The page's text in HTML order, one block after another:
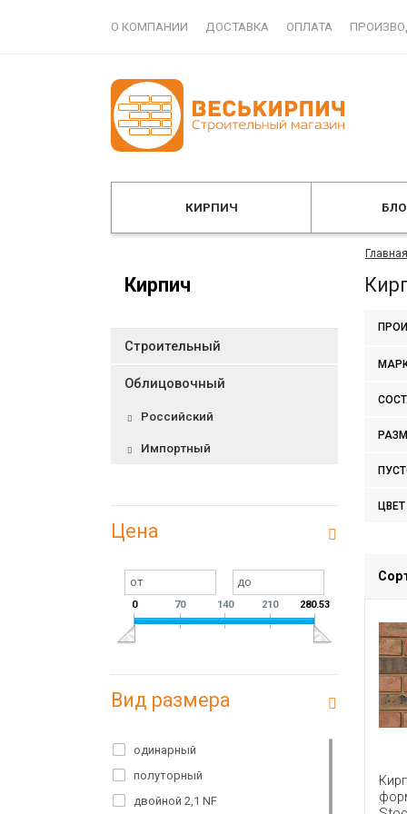
О КОМПАНИИ ДОСТАВКА ОПЛАТА
КИРПИЧ
Главная
Кирпич
Строительный
Облицовочный
Российский
Импортный
Цена
0 70 140 210 280.53
Вид размера
одинарный
полуторный
двойной 2,1 NF
ЦВЕТ